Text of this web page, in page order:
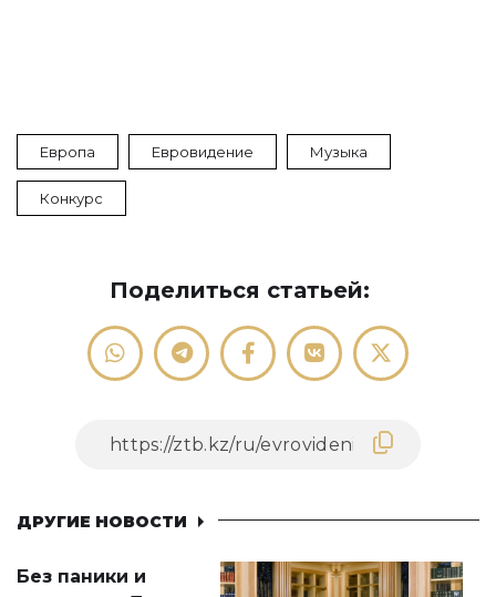
Европа Евровидение Музыка
Конкурс
Поделиться статьей:
ДРУГИЕ НОВОСТИ
Без паники и